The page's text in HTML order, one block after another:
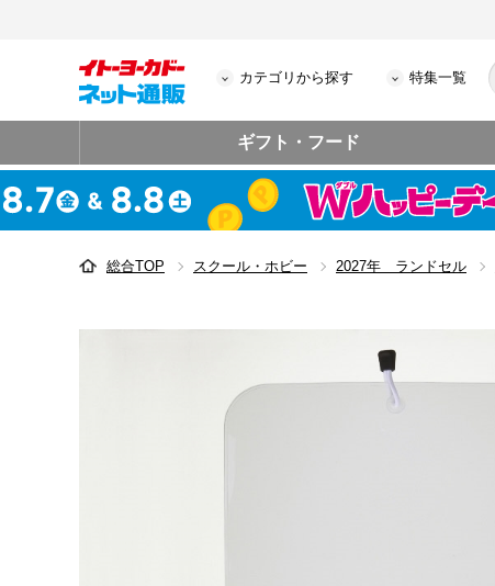
カテゴリから探す 特集一覧
ギフト・フード
総合TOP スクール・ホビー 2027年 ランドセル